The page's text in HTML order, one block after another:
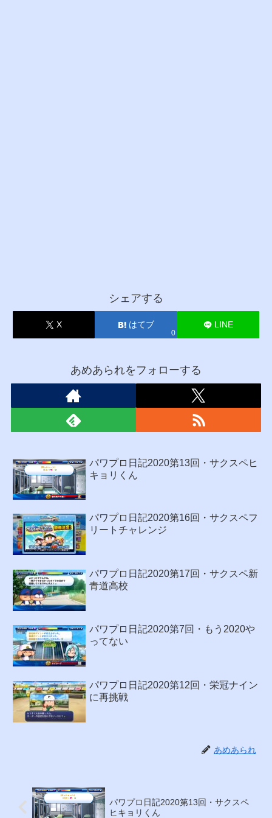
シェアする
X はてブ
0
LINE
あめあられをフォローする
パワプロ日記2020第13回・サクスペヒ
キョリくん
パワプロ日記2020第16回・サクスペフ
リートチャレンジ
パワプロ日記2020第17回・サクスペ新
青道高校
パワプロ日記2020第7回・もう2020や
ってない
パワプロ日記2020第12回・栄冠ナイン
に再挑戦
あめあられ
パワプロ日記2020第13回・サクスペ
ヒキョリくん